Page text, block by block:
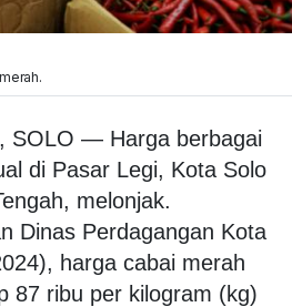
SOLO — Harga berbagai
di Pasar Legi, Kota Solo
melonjak.
Dinas Perdagangan Kota
harga cabai merah
87 ribu per kilogram (kg)